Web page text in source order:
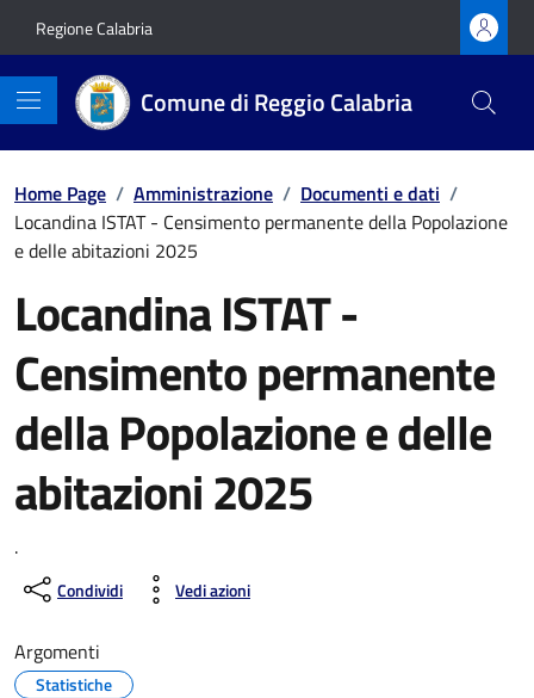
Regione Calabria
Comune di Reggio Calabria
Home Page / Amministrazione / Documenti e dati /
Locandina ISTAT - Censimento permanente della Popolazione
e delle abitazioni 2025
Locandina ISTAT -
Censimento permanente
della Popolazione e delle
abitazioni 2025
.
Condividi Vedi azioni
Argomenti
Statistiche